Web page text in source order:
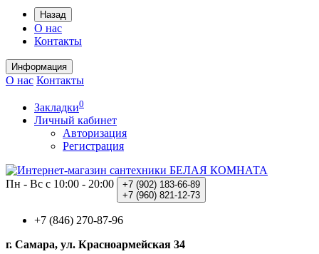
Назад
О нас
Контакты
Информация
О нас Контакты
Закладки0
Личный кабинет
Авторизация
Регистрация
Пн - Вс с 10:00 - 20:00 +7 (902) 183-66-89
+7 (960) 821-12-73
+7 (846) 270-87-96
г. Самара, ул. Красноармейская 34